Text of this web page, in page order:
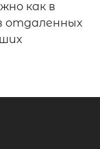
как в
отдаленных